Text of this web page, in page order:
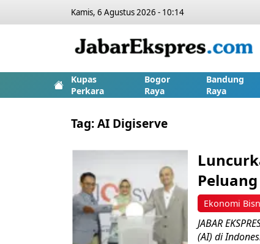
Kamis, 6 Agustus 2026 - 10:14
Kupas
Perkara
Bogor
Raya
Bandung
Raya
Tag:AI Digiserve
Ekonomi
JABAR
(AI) di